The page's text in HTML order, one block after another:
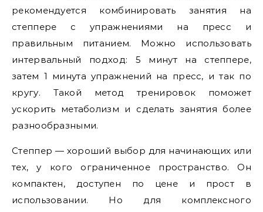
рекомендуется комбинировать занятия на
степпере с упражнениями на пресс и
правильным питанием. Можно использовать
интервальный подход: 5 минут на степпере,
затем 1 минута упражнений на пресс, и так по
кругу. Такой метод тренировок поможет
ускорить метаболизм и сделать занятия более
разнообразными.
Степпер — хороший выбор для начинающих или
тех, у кого ограниченное пространство. Он
компактен, доступен по цене и прост в
использовании. Но для комплексного